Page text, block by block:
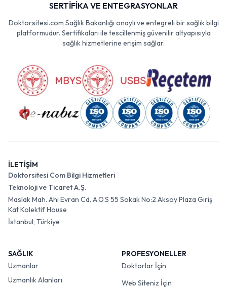
SERTİFİKA VE ENTEGRASYONLAR
Doktorsitesi.com Sağlık Bakanlığı onaylı ve entegreli bir sağlık bilgi
platformudur. Sertifikaları ile tescillenmiş güvenilir altyapısıyla
sağlık hizmetlerine erişim sağlar.
İLETİŞİM
Doktorsitesi Com Bilgi Hizmetleri
Teknoloji ve Ticaret A.Ş.
Maslak Mah. Ahi Evran Cd. A.O.S 55 Sokak No:2 Aksoy Plaza Giriş
Kat Kolektif House
İstanbul, Türkiye
SAĞLIK
Uzmanlar
Uzmanlık Alanları
PROFESYONELLER
Doktorlar İçin
Web Siteniz İçin